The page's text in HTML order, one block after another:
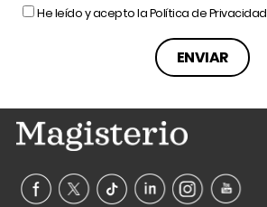
He leído y acepto laPolítica de Privacidad